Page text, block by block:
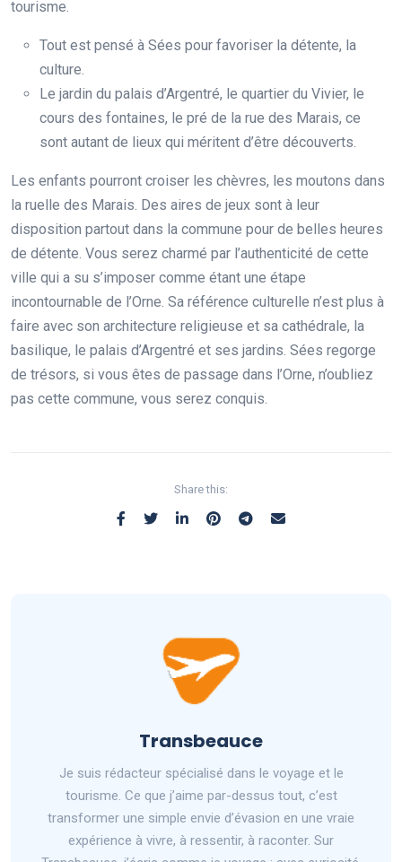
tourisme.
Tout est pensé à Sées pour favoriser la détente, la
culture.
Le jardin du palais d’Argentré, le quartier du Vivier, le
cours des fontaines, le pré de la rue des Marais, ce
sont autant de lieux qui méritent d’être découverts.
Les enfants pourront croiser les chèvres, les moutons dans
la ruelle des Marais. Des aires de jeux sont à leur
disposition partout dans la commune pour de belles heures
de détente. Vous serez charmé par l’authenticité de cette
ville qui a su s’imposer comme étant une étape
incontournable de l’Orne. Sa référence culturelle n’est plus à
faire avec son architecture religieuse et sa cathédrale, la
basilique, le palais d’Argentré et ses jardins. Sées regorge
de trésors, si vous êtes de passage dans l’Orne, n’oubliez
pas cette commune, vous serez conquis.
Share this:
Transbeauce
Je suis rédacteur spécialisé dans le voyage et le
tourisme. Ce que j’aime par-dessus tout, c’est
transformer une simple envie d’évasion en une vraie
expérience à vivre, à ressentir, à raconter. Sur